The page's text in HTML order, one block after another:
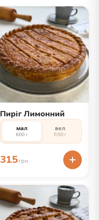
Пиріг Лимонний
мал
600 г
вел
1100 г
315 грн